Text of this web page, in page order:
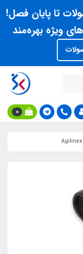
تا پایان فصل!
ویژه بهره‌مند
0